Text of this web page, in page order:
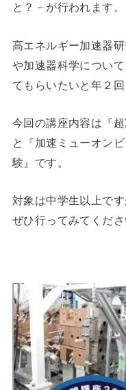
と？－が行われます。
高エネルギー加速器
や加速器科学につい
てもらいたいと年２
今回の講座内容は『
と『加速ミューオン
験』です。
対象は中学生以上で
ぜひ行ってみてくださ